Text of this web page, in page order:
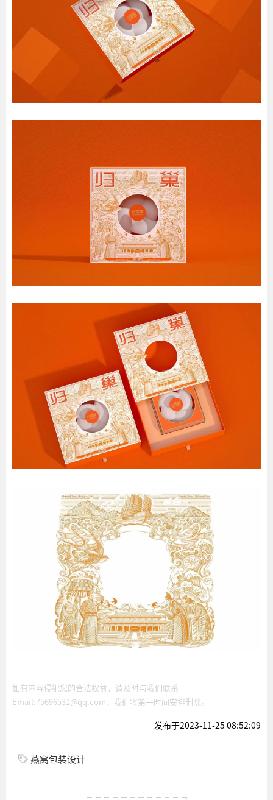
如有内容侵犯您的合法权益，请及时与我们联系
Email:75696531@qq.com，我们将第一时间安排删除。
发布于2023-11-25 08:52:09
燕窝包装设计